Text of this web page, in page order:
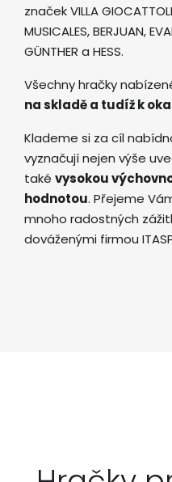
značek VILLA
MUSICALES, BERJUAN,
GÜNTHER a HESS.
Všechny hračky
na skladě a tudíž k
Klademe si za cíl
vyznačují nejen výše
také vysokou
hodnotou. Přejeme
mnoho radostných
dováženými firmou